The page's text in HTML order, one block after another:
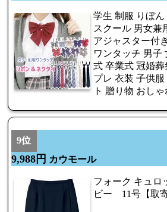
学生 制服 りぼ
スクール 男女兼
アジャスター付
ワンタッチ 男子
式 卒業式 冠婚
プレ 衣装 子供
ト 贈り物 おし
9位
9,988円 カウモール
フォーク キュ
ビー 11号【取寄